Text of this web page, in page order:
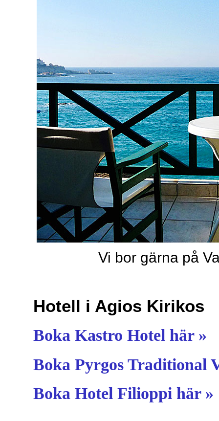
Vi bor gärna på
Hotell i Agios Kirikos
Boka Kastro Hotel här »
Boka Pyrgos Traditional
Boka Hotel Filioppi här »